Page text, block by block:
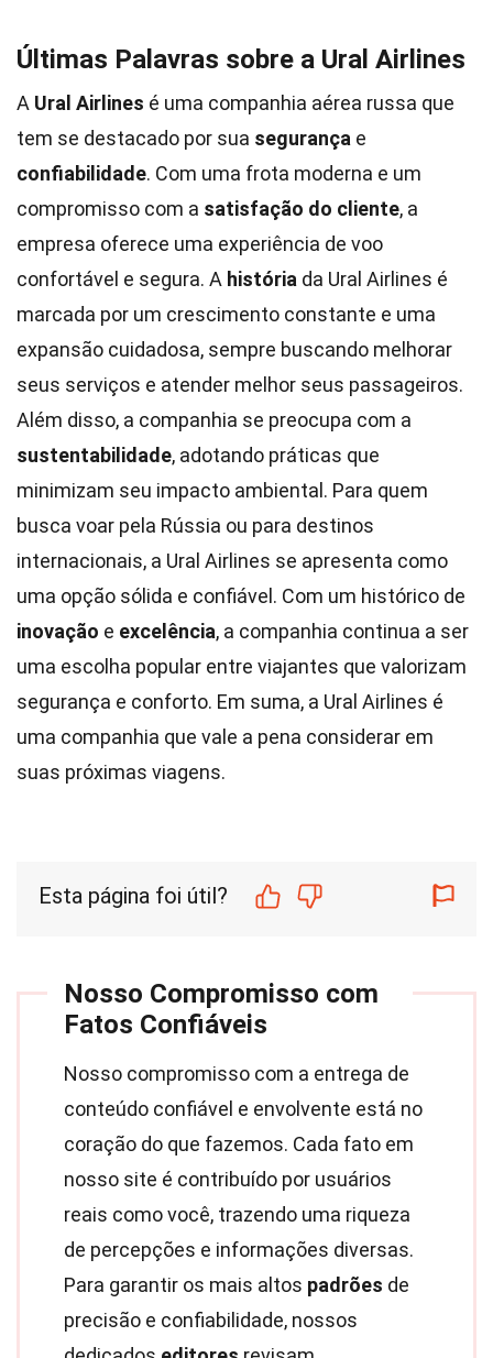
Últimas Palavras sobre a Ural Airlines
A Ural Airlines é uma companhia aérea russa que
tem se destacado por sua segurança e
confiabilidade. Com uma frota moderna e um
compromisso com a satisfação do cliente, a
empresa oferece uma experiência de voo
confortável e segura. A história da Ural Airlines é
marcada por um crescimento constante e uma
expansão cuidadosa, sempre buscando melhorar
seus serviços e atender melhor seus passageiros.
Além disso, a companhia se preocupa com a
sustentabilidade, adotando práticas que
minimizam seu impacto ambiental. Para quem
busca voar pela Rússia ou para destinos
internacionais, a Ural Airlines se apresenta como
uma opção sólida e confiável. Com um histórico de
inovação e excelência, a companhia continua a ser
uma escolha popular entre viajantes que valorizam
segurança e conforto. Em suma, a Ural Airlines é
uma companhia que vale a pena considerar em
suas próximas viagens.
Esta página foi útil?
Nosso Compromisso com
Fatos Confiáveis
Nosso compromisso com a entrega de
conteúdo confiável e envolvente está no
coração do que fazemos. Cada fato em
nosso site é contribuído por usuários
reais como você, trazendo uma riqueza
de percepções e informações diversas.
Para garantir os mais altos padrões de
precisão e confiabilidade, nossos